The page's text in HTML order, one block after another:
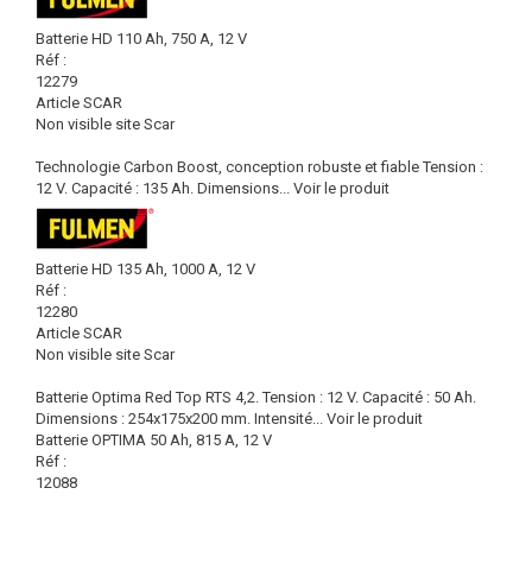
Batterie HD 110 Ah, 750 A, 12 V
Réf :
12279
Article SCAR
Non visible site Scar
Technologie Carbon Boost, conception robuste et fiable Tension :
12 V. Capacité : 135 Ah. Dimensions... Voir le produit
Batterie HD 135 Ah, 1000 A, 12 V
Réf :
12280
Article SCAR
Non visible site Scar
Batterie Optima Red Top RTS 4,2. Tension : 12 V. Capacité : 50 Ah.
Dimensions : 254x175x200 mm. Intensité... Voir le produit
Batterie OPTIMA 50 Ah, 815 A, 12 V
Réf :
12088